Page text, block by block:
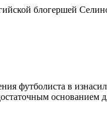
блогершей
футболиста в
основанием